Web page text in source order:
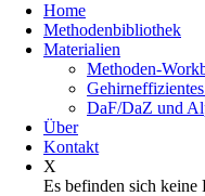
Home
Methodenbibliothek
Materialien
Methoden-
DaF/DaZ und
Über
Kontakt
X
Es befinden sich keine